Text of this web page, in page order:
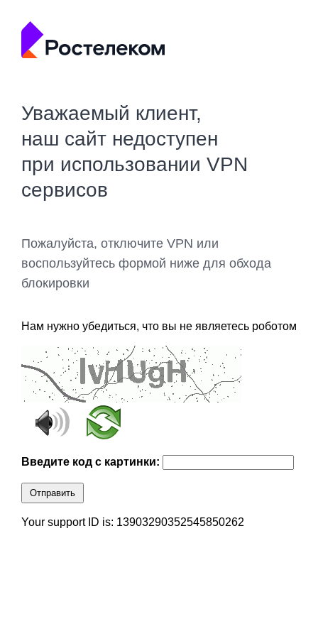
Уважаемый клиент,
наш сайт недоступен
при использовании VPN
сервисов
Пожалуйста, отключите VPN или
воспользуйтесь формой ниже для обхода
блокировки
Нам нужно убедиться, что вы не являетесь роботом
Введите код с картинки:
Отправить
Your support ID is: 13903290352545850262